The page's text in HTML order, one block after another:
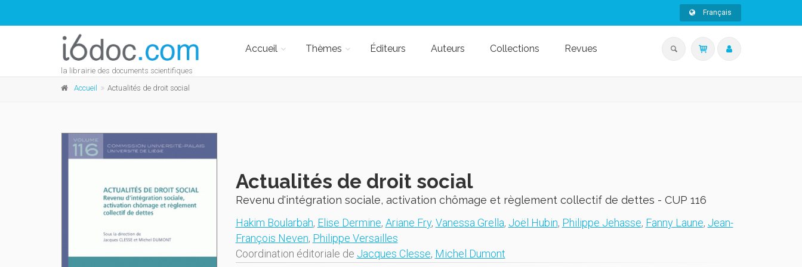
Français
la librairie des documents scientifiques
Accueil Thèmes Éditeurs Auteurs Collections Revues
Accueil Actualités de droit social
Actualités de droit social
Revenu d'intégration sociale, activation chômage et règlement collectif de dettes - CUP 116
Hakim Boularbah, Elise Dermine, Ariane Fry, Vanessa Grella, Joël Hubin, Philippe Jehasse, Fanny Laune, Jean-
François Neven, Philippe Versailles
Coordination éditoriale de Jacques Clesse, Michel Dumont